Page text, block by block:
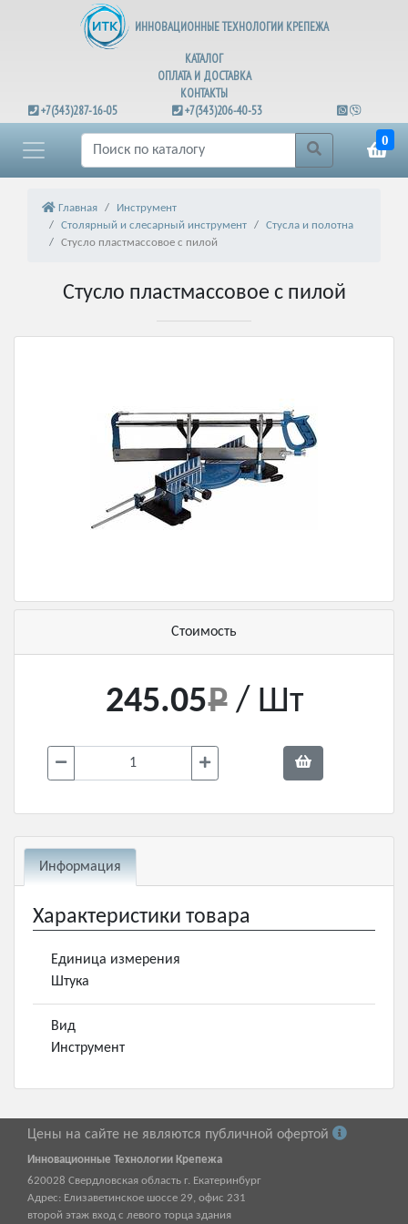
ИННОВАЦИОННЫЕ ТЕХНОЛОГИИ КРЕПЕЖА
КАТАЛОГ
ОПЛАТА И ДОСТАВКА
КОНТАКТЫ
+7(343)287-16-05
+7(343)206-40-53
0
Главная
Инструмент
Столярный и слесарный инструмент
Стусла и полотна
Стусло пластмассовое с пилой
Стусло пластмассовое с пилой
Стоимость
245.05 / Шт
Информация
Характеристики товара
Единица измерения
Штука
Вид
Инструмент
Цены на сайте не являются публичной офертой
Инновационные Технологии Крепежа
620028 Свердловская область г. Екатеринбург
Адрес: Елизаветинское шоссе 29, офис 231
второй этаж вход с левого торца здания